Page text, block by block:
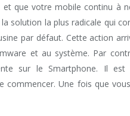
que votre mobile continu à
solution la plus radicale qui
par défaut. Cette action
et au système. Par
sur le Smartphone. Il est
commencer. Une fois que